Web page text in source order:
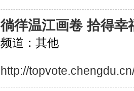
徜徉温江画卷 拾得幸
频道：其他
http://